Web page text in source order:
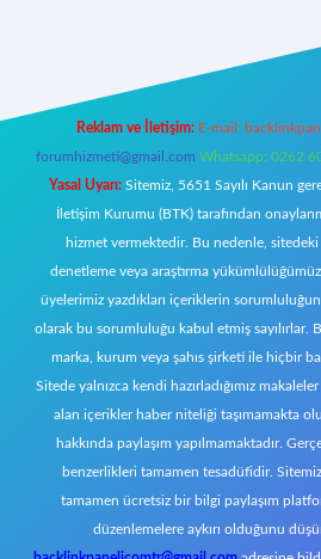
Reklam ve İletişim: E-mail:
forumhizmeti@gmail.com Whatsapp: 0262
Yasal Uyarı: Sitemiz, 5651 Sayılı Kanun
İletişim Kurumu (BTK) tarafından
hizmet vermektedir. Bu nedenle,
denetleme veya araştırma
üyelerimiz yazdıkları içeriklerin
olarak bu sorumluluğu kabul etmiş sayılırlar.
marka, kurum veya şahıs şirketi ile hiçbir
Sitede yalnızca kendi hazırladığımız
alan içerikler haber niteliği taşımamakta
hakkında paylaşım yapılmamaktadır.
benzerlikleri tamamen tesadüfidir.
tamamen ücretsiz bir bilgi paylaşım
düzenlemelere aykırı olduğunu